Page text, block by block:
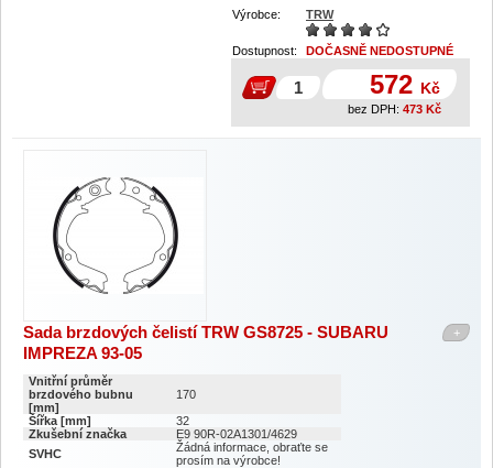
Výrobce:
TRW
Dostupnost: DOČASNĚ NEDOSTUPNÉ
572 Kč
bez DPH: 473 Kč
+
Sada brzdových čelistí TRW GS8725 - SUBARU
IMPREZA 93-05
Vnitřní průměr
brzdového bubnu
[mm]
170
Šířka [mm]
32
Zkušební značka
E9 90R-02A1301/4629
SVHC
Žádná informace, obraťte se
prosím na výrobce!